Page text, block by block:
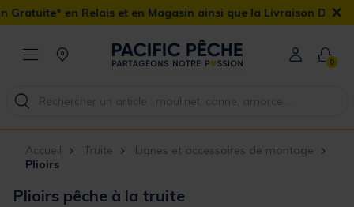
et en Magasin ainsi que la Livraison Domicile offerte dès
×
0
Accueil Truite
Lignes et accessoires de montage
Plioirs
Plioirs pêche à la truite